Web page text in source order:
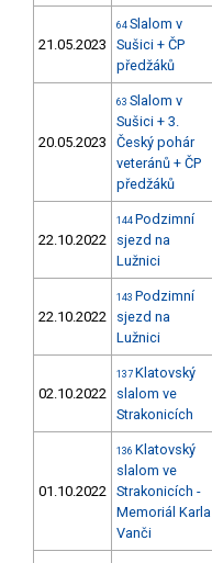
21.05.2023
64 Slalom v
Sušici + ČP
předžáků
20.05.2023
63 Slalom v
Sušici + 3.
Český pohár
veteránů + ČP
předžáků
22.10.2022
144 Podzimní
sjezd na
Lužnici
22.10.2022
143 Podzimní
sjezd na
Lužnici
02.10.2022
137 Klatovský
slalom ve
Strakonicích
01.10.2022
136 Klatovský
slalom ve
Strakonicích -
Memoriál Karla
Vanči